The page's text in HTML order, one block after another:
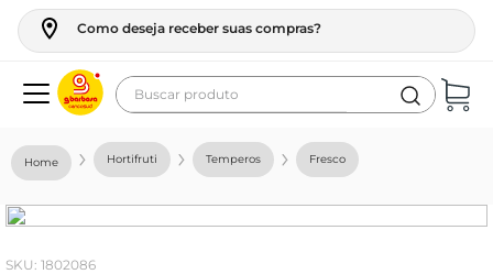
Como deseja receber suas compras?
Buscar produto
Hortifruti Temperos Fresco
: 1802086
geladeira
fogao